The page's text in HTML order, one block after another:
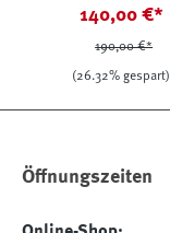
140,00 €*
190,00 €*
(26.32% gespart)
Öffnungszeiten